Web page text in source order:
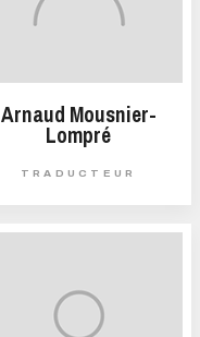
Arnaud Mousnier-
Lompré
TRADUCTEUR